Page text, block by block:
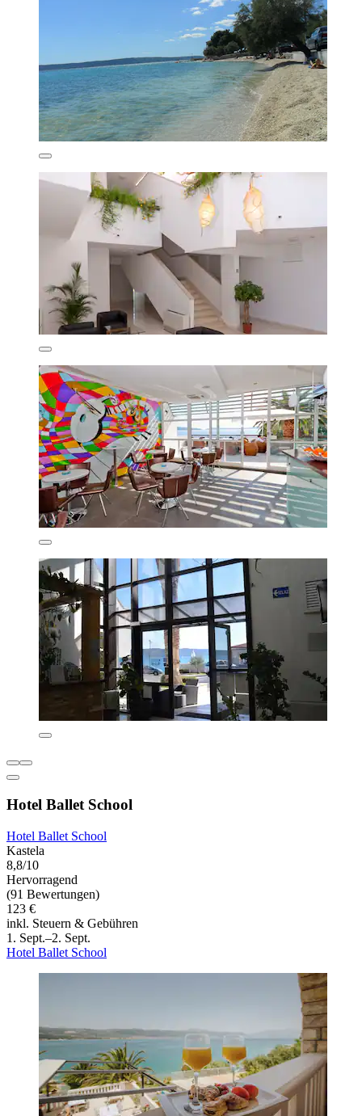
Hotel Ballet School
Hotel Ballet School
Kastela
8,8/10
Hervorragend
(91 Bewertungen)
123 €
inkl. Steuern & Gebühren
1. Sept.–2. Sept.
Hotel Ballet School